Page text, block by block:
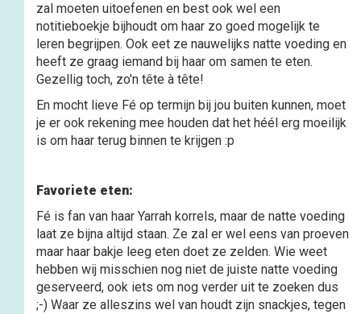
zal moeten uitoefenen en best ook wel een
notitieboekje bijhoudt om haar zo goed mogelijk te
leren begrijpen. Ook eet ze nauwelijks natte voeding en
heeft ze graag iemand bij haar om samen te eten.
Gezellig toch, zo'n tête à tête!
En mocht lieve Fé op termijn bij jou buiten kunnen, moet
je er ook rekening mee houden dat het héél erg moeilijk
is om haar terug binnen te krijgen :p
Favoriete eten:
Fé is fan van haar Yarrah korrels, maar de natte voeding
laat ze bijna altijd staan. Ze zal er wel eens van proeven
maar haar bakje leeg eten doet ze zelden. Wie weet
hebben wij misschien nog niet de juiste natte voeding
geserveerd, ook iets om nog verder uit te zoeken dus
;-) Waar ze alleszins wel van houdt zijn snackjes, tegen